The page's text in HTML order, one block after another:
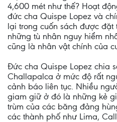
4,600 mét như thế? Hoạt
đức cha Quispe Lopez và
lại trong cuốn sách được đặt
những tù nhân nguy hiểm
cũng là nhân vật chính của
Ðức cha Quispe Lopez chia
Challapalca ở mức độ rất
cảnh báo liên tục. Nhiều
giam giữ ở đó là những kẻ
trùm của các băng đảng
các thành phố như Lima,